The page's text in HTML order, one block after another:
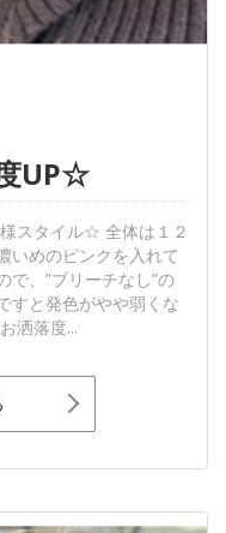
UP☆
スタイル☆ 全体は１２
いめのピンクを入れて
で、”ブリーチなし”の
すと発色がやや弱くな
洒落度...